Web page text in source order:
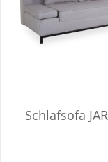
Schlafsofa